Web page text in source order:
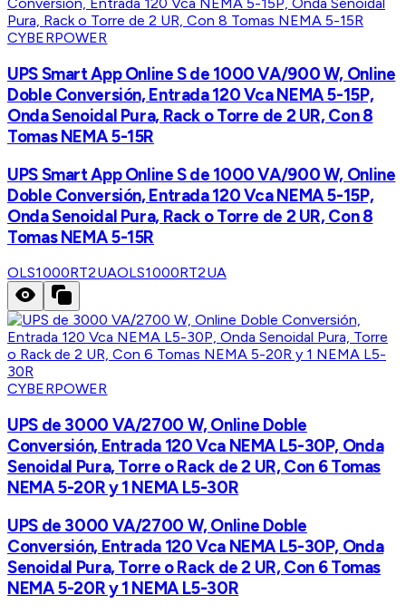
CYBERPOWER
UPS Smart App Online S de 1000 VA/900 W, Online
Doble Conversión, Entrada 120 Vca NEMA 5-15P,
Onda Senoidal Pura, Rack o Torre de 2 UR, Con 8
Tomas NEMA 5-15R
UPS Smart App Online S de 1000 VA/900 W, Online
Doble Conversión, Entrada 120 Vca NEMA 5-15P,
Onda Senoidal Pura, Rack o Torre de 2 UR, Con 8
Tomas NEMA 5-15R
OLS1000RT2UAOLS1000RT2UA
CYBERPOWER
UPS de 3000 VA/2700 W, Online Doble
Conversión, Entrada 120 Vca NEMA L5-30P, Onda
Senoidal Pura, Torre o Rack de 2 UR, Con 6 Tomas
NEMA 5-20R y 1 NEMA L5-30R
UPS de 3000 VA/2700 W, Online Doble
Conversión, Entrada 120 Vca NEMA L5-30P, Onda
Senoidal Pura, Torre o Rack de 2 UR, Con 6 Tomas
NEMA 5-20R y 1 NEMA L5-30R